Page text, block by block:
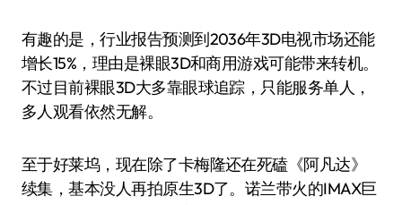
有趣的是，行业报告预测到2036年3D电视市场还能
增长15%，理由是裸眼3D和商用游戏可能带来转机。
不过目前裸眼3D大多靠眼球追踪，只能服务单人，
多人观看依然无解。
至于好莱坞，现在除了卡梅隆还在死磕《阿凡达》
续集，基本没人再拍原生3D了。诺兰带火的IMAX巨